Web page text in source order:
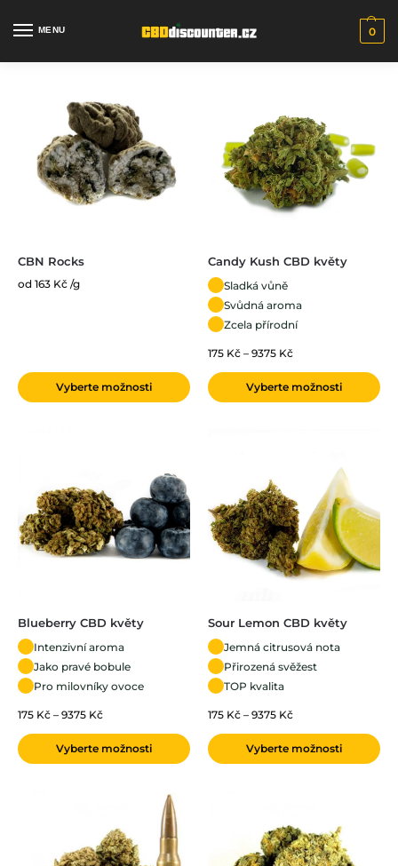
MENU 0
CBN Rocks
od 163 Kč /g
Vyberte možnosti
Candy Kush CBD květy
Sladká vůně
Svůdná aroma
Zcela přírodní
175 Kč – 9375 Kč
Vyberte možnosti
Blueberry CBD květy
Intenzivní aroma
Jako pravé bobule
Pro milovníky ovoce
175 Kč – 9375 Kč
Vyberte možnosti
Sour Lemon CBD květy
Jemná citrusová nota
Přirozená svěžest
TOP kvalita
175 Kč – 9375 Kč
Vyberte možnosti